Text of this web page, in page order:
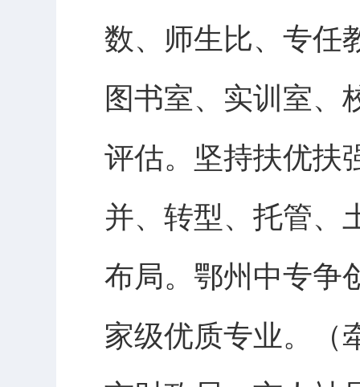
数、师生比、专任
图书室、实训室、
评估。坚持扶优扶
并、转型、托管、
布局。鄂州中专争
家级优质专业。（